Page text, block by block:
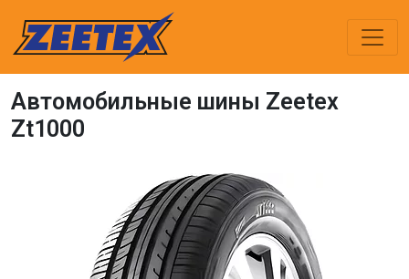
Автомобильные шины Zeetex
Zt1000